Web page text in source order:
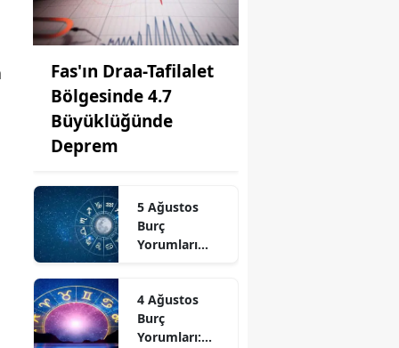
Fas'ın Draa-Tafilalet
Bölgesinde 4.7
Büyüklüğünde
Deprem
5 Ağustos
Burç
Yorumları
Günü
Dengeler
Değişiyor
4 Ağustos
Burç
Yorumları: